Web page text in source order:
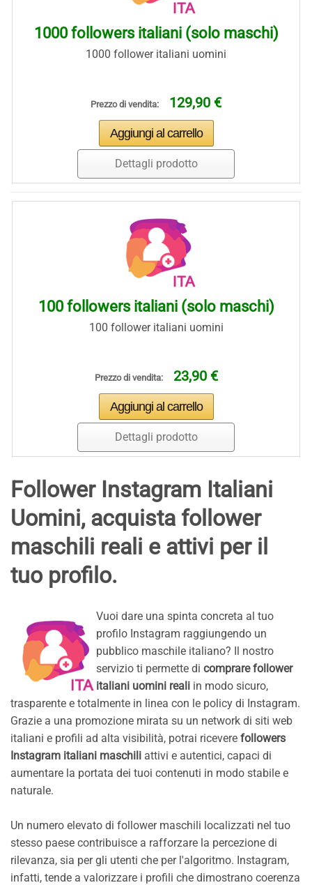
1000 followers italiani (solo maschi)
1000 follower italiani uomini
Prezzo di vendita: 129,90 €
Dettagli prodotto
100 followers italiani (solo maschi)
100 follower italiani uomini
Prezzo di vendita: 23,90 €
Dettagli prodotto
Follower Instagram Italiani
Uomini, acquista follower
maschili reali e attivi per il
tuo profilo.
Vuoi dare una spinta concreta al tuo
profilo Instagram raggiungendo un
pubblico maschile italiano? Il nostro
servizio ti permette di comprare follower
italiani uomini reali in modo sicuro,
trasparente e totalmente in linea con le policy di Instagram.
Grazie a una promozione mirata su un network di siti web
italiani e profili ad alta visibilità, potrai ricevere followers
Instagram italiani maschili attivi e autentici, capaci di
aumentare la portata dei tuoi contenuti in modo stabile e
naturale.
Un numero elevato di follower maschili localizzati nel tuo
stesso paese contribuisce a rafforzare la percezione di
rilevanza, sia per gli utenti che per l'algoritmo. Instagram,
infatti, tende a valorizzare i profili che dimostrano coerenza